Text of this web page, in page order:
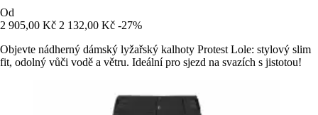
Od
2 905,00 Kč 2 132,00 Kč -27%
Objevte nádherný dámský lyžařský kalhoty Protest Lole: stylový slim
fit, odolný vůči vodě a větru. Ideální pro sjezd na svazích s jistotou!